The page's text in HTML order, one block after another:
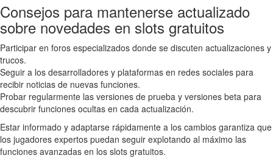
Consejos para mantenerse actualizado
sobre novedades en slots gratuitos
Participar en foros especializados donde se discuten actualizaciones y
trucos.
Seguir a los desarrolladores y plataformas en redes sociales para
recibir noticias de nuevas funciones.
Probar regularmente las versiones de prueba y versiones beta para
descubrir funciones ocultas en cada actualización.
Estar informado y adaptarse rápidamente a los cambios garantiza que
los jugadores expertos puedan seguir explotando al máximo las
funciones avanzadas en los slots gratuitos.